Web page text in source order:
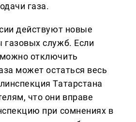
газа.
действуют новые
газовых служб. Если
отключить
может остаться весь
Татарстана
что они вправе
при сомнениях в